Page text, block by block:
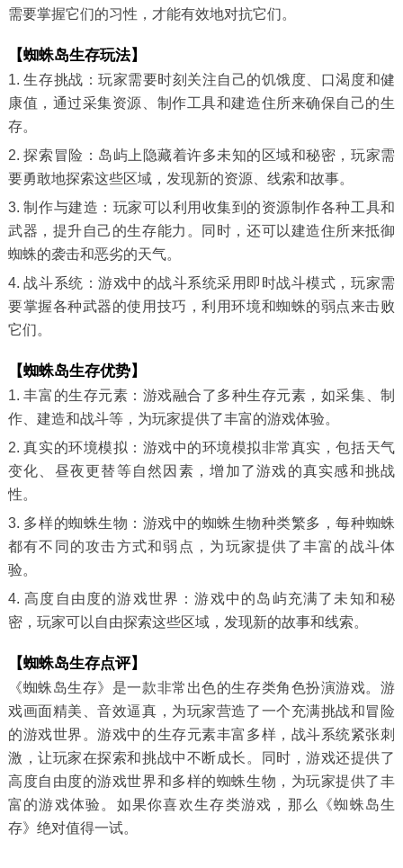
需要掌握它们的习性，才能有效地对抗它们。
【蜘蛛岛生存玩法】
1. 生存挑战：玩家需要时刻关注自己的饥饿度、口渴度和健
康值，通过采集资源、制作工具和建造住所来确保自己的生
存。
2. 探索冒险：岛屿上隐藏着许多未知的区域和秘密，玩家需
要勇敢地探索这些区域，发现新的资源、线索和故事。
3. 制作与建造：玩家可以利用收集到的资源制作各种工具和
武器，提升自己的生存能力。同时，还可以建造住所来抵御
蜘蛛的袭击和恶劣的天气。
4. 战斗系统：游戏中的战斗系统采用即时战斗模式，玩家需
要掌握各种武器的使用技巧，利用环境和蜘蛛的弱点来击败
它们。
【蜘蛛岛生存优势】
1. 丰富的生存元素：游戏融合了多种生存元素，如采集、制
作、建造和战斗等，为玩家提供了丰富的游戏体验。
2. 真实的环境模拟：游戏中的环境模拟非常真实，包括天气
变化、昼夜更替等自然因素，增加了游戏的真实感和挑战
性。
3. 多样的蜘蛛生物：游戏中的蜘蛛生物种类繁多，每种蜘蛛
都有不同的攻击方式和弱点，为玩家提供了丰富的战斗体
验。
4. 高度自由度的游戏世界：游戏中的岛屿充满了未知和秘
密，玩家可以自由探索这些区域，发现新的故事和线索。
【蜘蛛岛生存点评】
《蜘蛛岛生存》是一款非常出色的生存类角色扮演游戏。游
戏画面精美、音效逼真，为玩家营造了一个充满挑战和冒险
的游戏世界。游戏中的生存元素丰富多样，战斗系统紧张刺
激，让玩家在探索和挑战中不断成长。同时，游戏还提供了
高度自由度的游戏世界和多样的蜘蛛生物，为玩家提供了丰
富的游戏体验。如果你喜欢生存类游戏，那么《蜘蛛岛生
存》绝对值得一试。